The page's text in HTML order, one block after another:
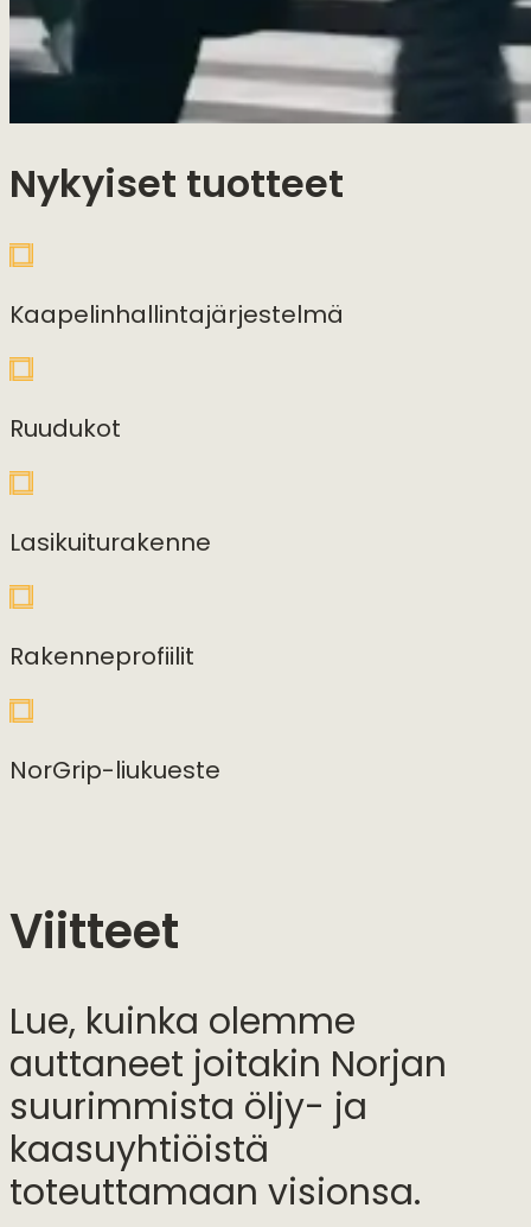
Nykyiset tuotteet
Kaapelinhallintajärjestelmä
Ruudukot
Lasikuiturakenne
Rakenneprofiilit
NorGrip-liukueste
Viitteet
Lue, kuinka olemme
auttaneet joitakin Norjan
suurimmista öljy- ja
kaasuyhtiöistä
toteuttamaan visionsa.